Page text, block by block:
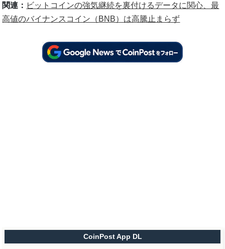
関連： ビットコインの強気継続を裏付けるデータに関心、最
高値のバイナンスコイン（BNB）は高騰止まらず
CoinPost App DL